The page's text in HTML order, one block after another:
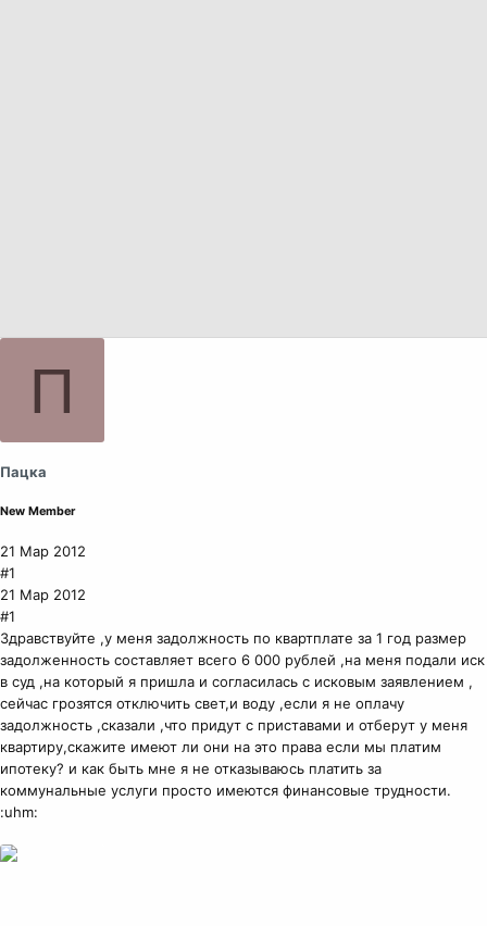
П
Пацка
New Member
21 Мар 2012
#1
21 Мар 2012
#1
Здравствуйте ,у меня задолжность по квартплате за 1 год размер
задолженность составляет всего 6 000 рублей ,на меня подали иск
в суд ,на который я пришла и согласилась с исковым заявлением ,
сейчас грозятся отключить свет,и воду ,если я не оплачу
задолжность ,сказали ,что придут с приставами и отберут у меня
квартиру,скажите имеют ли они на это права если мы платим
ипотеку? и как быть мне я не отказываюсь платить за
коммунальные услуги просто имеются финансовые трудности.
:uhm: